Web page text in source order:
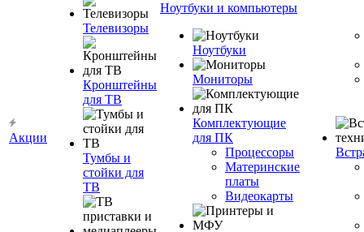
Акции
Телевизоры
Кронштейны
для ТВ
Тумбы и
стойки для
ТВ
Ноутбуки и компьютеры
Ноутбуки
Мониторы
Комплектующие
для ПК
Процессоры
Материнские
платы
Видеокарты